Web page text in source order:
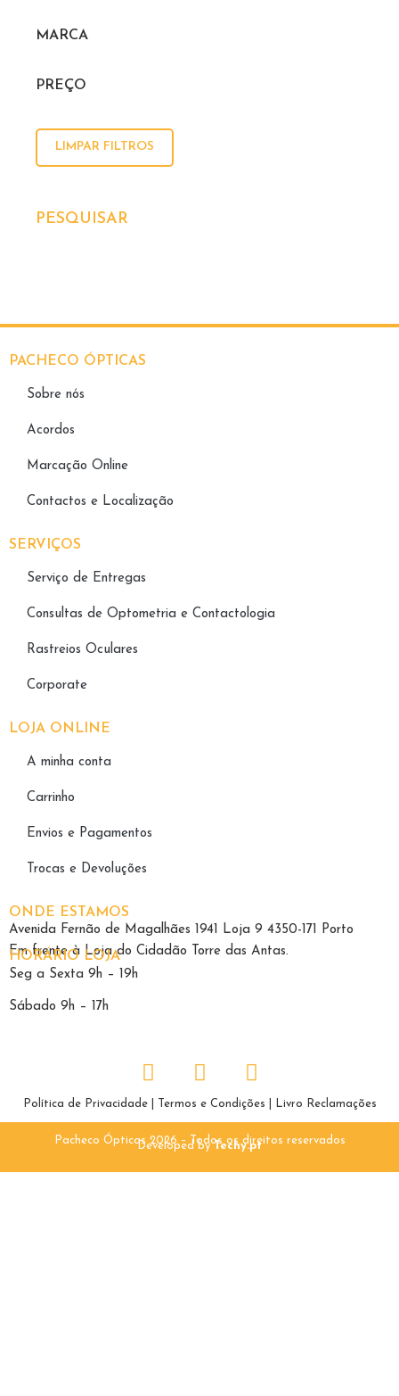
MARCA
PREÇO
LIMPAR FILTROS
PESQUISAR
PACHECO ÓPTICAS
Sobre nós
Acordos
Marcação Online
Contactos e Localização
SERVIÇOS
Serviço de Entregas
Consultas de Optometria e Contactologia​
Rastreios Oculares
Corporate
LOJA ONLINE
A minha conta
Carrinho
Envios e Pagamentos
Trocas e Devoluções
ONDE ESTAMOS
Avenida Fernão de Magalhães 1941 Loja 9 4350-171 Porto
Em frente à Loja do Cidadão Torre das Antas.
HORÁRIO LOJA
Seg a Sexta 9h – 19h
Sábado 9h – 17h
Política de Privacidade Termos e Condições Livro Reclamações
Pacheco Ópticas 2026 – Todos os direitos reservados
Developed byTechy.pt